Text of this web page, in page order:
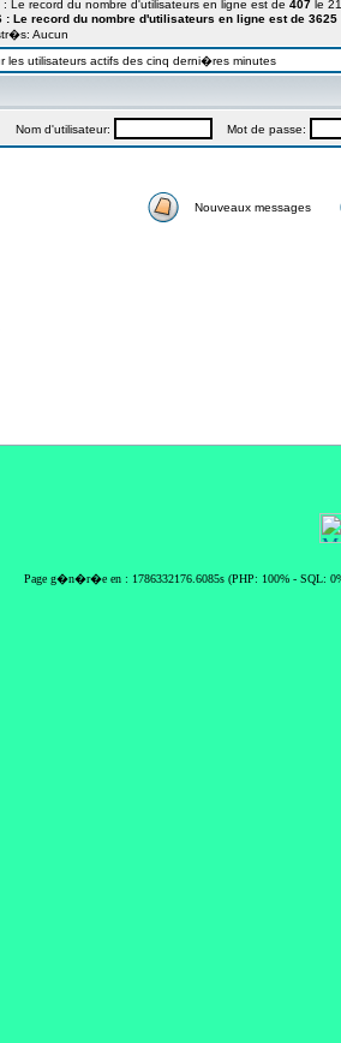
Le record du nombre d'utilisateurs en ligne est de 407 le
: Le record du nombre d'utilisateurs en ligne est de 3625
Aucun
utilisateurs actifs des cinq derni�res minutes
Nom d'utilisateur: Mot de passe:
Nouveaux messages
Page g�n�r�e en : 1786332176.6085s (PHP: 100% - SQL: